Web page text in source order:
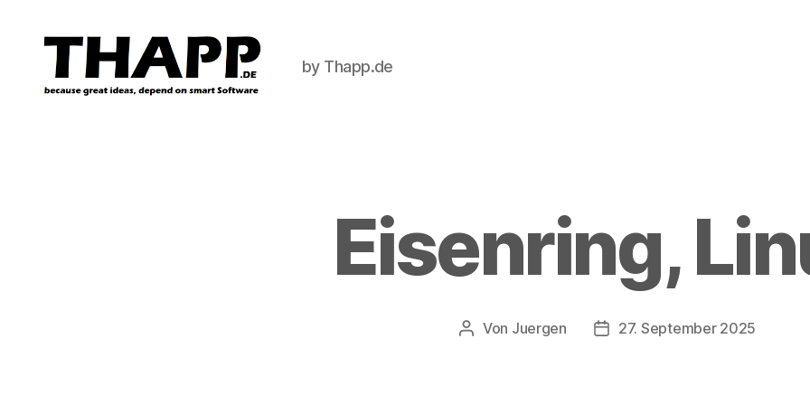
by Thapp.de
Eisenring,
Beitragsautor
Von Juergen Beitragsdatum
27. September 2025